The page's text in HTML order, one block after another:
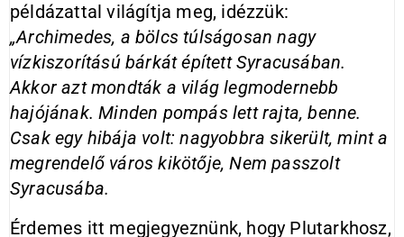
példázattal világítja meg, idézzük:
„Archimedes, a bölcs túlságosan nagy
vízkiszorítású bárkát épített Syracusában.
Akkor azt mondták a világ legmodernebb
hajójának. Minden pompás lett rajta, benne.
Csak egy hibája volt: nagyobbra sikerült, mint a
megrendelő város kikötője, Nem passzolt
Syracusába.
Érdemes itt megjegyeznünk, hogy Plutarkhosz,